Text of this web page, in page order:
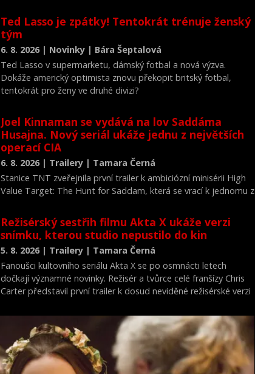
Ted Lasso je zpátky! Tentokrát trénuje ženský
tým
6. 8. 2026 | Novinky | Bára Šeptalová
Ted Lasso v supermarketu, dámský fotbal a nová výzva.
Dokáže americký optimista znovu překopit britský fotbal,
tentokrát pro ženy ve druhé divizi?
Joel Kinnaman se vydává na lov Saddáma
Husajna. Nový seriál ukáže jednu z největších
operací CIA
6. 8. 2026 | Trailery | Tamara Černá
Stanice TNT zveřejnila první trailer k ambiciózní minisérii High
Value Target: The Hunt for Saddam, která se vrací k jednomu z
Režisérský sestřih filmu Akta X ukáže verzi
snímku, kterou studio nepustilo do kin
5. 8. 2026 | Trailery | Tamara Černá
Fanoušci kultovního seriálu Akta X se po osmnácti letech
dočkají významné novinky. Režisér a tvůrce celé franšízy Chris
Carter představil první trailer k dosud neviděné režisérské verzi